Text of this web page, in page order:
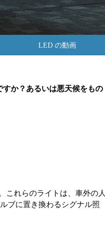
LED の動画
か？あるいは悪天候をもの
これらのライトは、車外の人
ブに置き換わるシグナル照